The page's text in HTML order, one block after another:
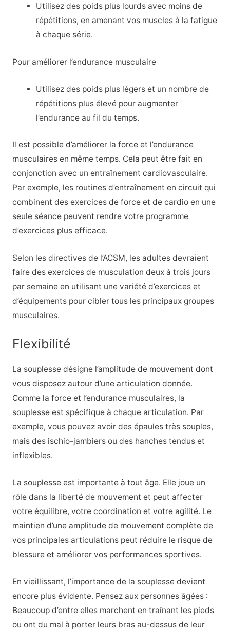
Utilisez des poids plus lourds avec moins de
répétitions, en amenant vos muscles à la fatigue
à chaque série.
Pour améliorer l’endurance musculaire
Utilisez des poids plus légers et un nombre de
répétitions plus élevé pour augmenter
l’endurance au fil du temps.
Il est possible d’améliorer la force et l’endurance
musculaires en même temps. Cela peut être fait en
conjonction avec un entraînement cardiovasculaire.
Par exemple, les routines d’entraînement en circuit qui
combinent des exercices de force et de cardio en une
seule séance peuvent rendre votre programme
d’exercices plus efficace.
Selon les directives de l’ACSM, les adultes devraient
faire des exercices de musculation deux à trois jours
par semaine en utilisant une variété d’exercices et
d’équipements pour cibler tous les principaux groupes
musculaires.
Flexibilité
La souplesse désigne l’amplitude de mouvement dont
vous disposez autour d’une articulation donnée.
Comme la force et l’endurance musculaires, la
souplesse est spécifique à chaque articulation. Par
exemple, vous pouvez avoir des épaules très souples,
mais des ischio-jambiers ou des hanches tendus et
inflexibles.
La souplesse est importante à tout âge. Elle joue un
rôle dans la liberté de mouvement et peut affecter
votre équilibre, votre coordination et votre agilité. Le
maintien d’une amplitude de mouvement complète de
vos principales articulations peut réduire le risque de
blessure et améliorer vos performances sportives.
En vieillissant, l’importance de la souplesse devient
encore plus évidente. Pensez aux personnes âgées :
Beaucoup d’entre elles marchent en traînant les pieds
ou ont du mal à porter leurs bras au-dessus de leur